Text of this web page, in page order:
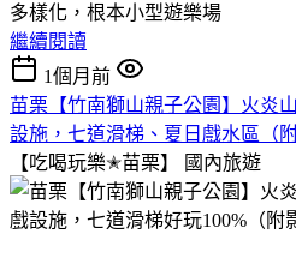
多樣化，根本小型遊樂場
繼續閱讀
1個月前
苗栗【竹南獅山親子公園】火炎
設施，七道滑梯、夏日戲水區（附
【吃喝玩樂✭苗栗】
國內旅遊